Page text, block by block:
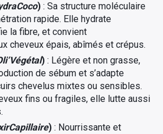
) : Sa structure moléculaire
rapide. Elle hydrate
la fibre, et convient
cheveux épais, abîmés et crépus.
) : Légère et non grasse,
de sébum et s’adapte
chevelus mixtes ou sensibles.
fins ou fragiles, elle lutte aussi
) : Nourrissante et